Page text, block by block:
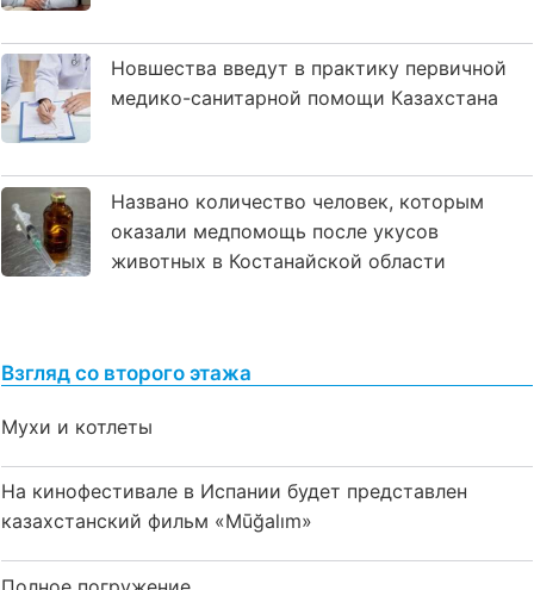
Новшества введут в практику первичной
медико-санитарной помощи Казахстана
Названо количество человек, которым
оказали медпомощь после укусов
животных в Костанайской области
Взгляд со второго этажа
Мухи и котлеты
На кинофестивале в Испании будет представлен
казахстанский фильм «Mūğalım»